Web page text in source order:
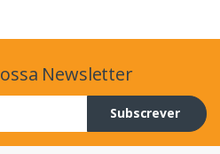
Newsletter
Subscrever